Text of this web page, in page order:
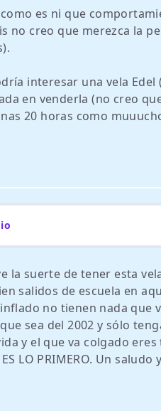
es ni que
no creo que merezca la
interesar una vela
en venderla (no creo
20 horas como
la suerte de tener esta
salidos de escuela en
no tienen nada que
sea del 2002 y sólo
y el que va colgado eres
ES LO PRIMERO. Un